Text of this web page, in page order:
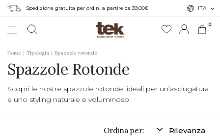
Spedizione gratuita per ordini a partire da 39,00€
0
ITA
Home Tipologia Spazzole rotonde
Spazzole Rotonde
Scopri le nostre spazzole rotonde, ideali per un’asciugatura
e uno styling naturale e voluminoso
Ordina per: Rilevanza